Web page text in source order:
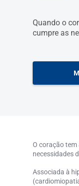
Quando o
cumpre as
O coração
necessidades
Associada à